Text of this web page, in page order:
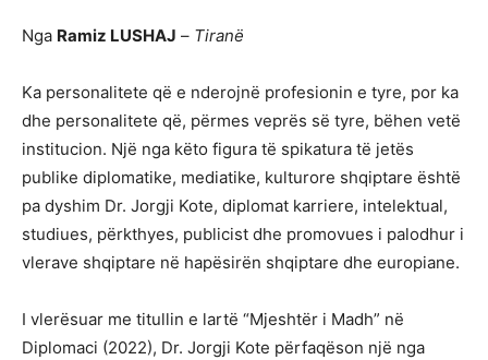
Nga Ramiz LUSHAJ – Tiranë
Ka personalitete që e nderojnë profesionin e tyre, por ka
dhe personalitete që, përmes veprës së tyre, bëhen vetë
institucion. Një nga këto figura të spikatura të jetës
publike diplomatike, mediatike, kulturore shqiptare është
pa dyshim Dr. Jorgji Kote, diplomat karriere, intelektual,
studiues, përkthyes, publicist dhe promovues i palodhur i
vlerave shqiptare në hapësirën shqiptare dhe europiane.
I vlerësuar me titullin e lartë “Mjeshtër i Madh” në
Diplomaci (2022), Dr. Jorgji Kote përfaqëson një nga